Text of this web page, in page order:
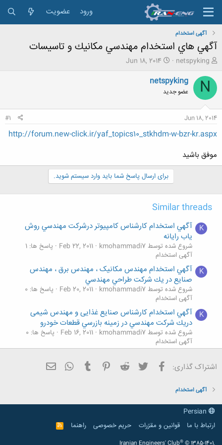
ورود عضویت
آگهی استخدام
آگهي هاي استخدام مهندسي مكانيك و تاسيسات
ش
و
ع
ک
ه
م
و
ض
و
netspyking
ت
ر
ع
Jun 18, 2014
N
netspyking
عضو جدید
Jun 18, 2014
#1
http://forum.new-click.ir/yaf_topics10_stkhdm-w-bzr-kr.aspx
موفق باشيد
برای ارسال پاسخ شما باید وارد سیستم شوید.
Similar threads
K
آگهي استخدام کارشناس کامپیوتر درشركت مهندسي روش
ياب رايانه
شروع شده توسط kmohammadi7 Feb 22, 2011
پاسخ ها: 1
آگهی استخدام
K
آگهي استخدام مهندس مکانیک ، مهندس برق ، مهندس
صنایع در يك شركت طراحي مهندسي
شروع شده توسط kmohammadi7 Feb 20, 2011
پاسخ ها: 0
آگهی استخدام
K
آگهي استخدام کارشناس صنایع غذایی و مهندس شیمی
دريك شركت مهندسي در زمينه بازرسي قطعات خودرو
شروع شده توسط kmohammadi7 Feb 16, 2011
پاسخ ها: 0
آگهی استخدام
بورسيه ديپلمه هاي‌ رياضي فيزيك)
آگهی استخدام
ع
شروع شده توسط عليرضا فرخي فريد
اشتراک گذاری: فیسبوک تویتر Reddit
Pinterest
Tumblr
WhatsApp
آگهی استخدام
ارتباط با ما
قوانین و مقرّرات حریم خصوصی راهنما
R
S
®